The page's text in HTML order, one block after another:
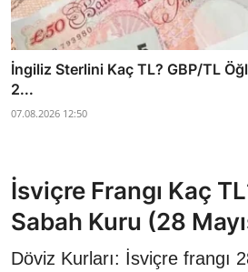
İngiliz Sterlini Kaç TL? GBP/TL
2...
07.08.2026 12:50
İsviçre Frangı Kaç
Sabah Kuru (28
Döviz Kurları: İsviçre frangı